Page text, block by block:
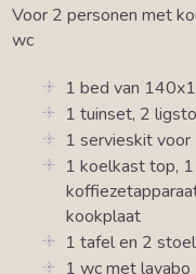
Voor 2 personen met
wc
1 bed van
1 tuinset, 2
1 servieskit voor
1 koelkast top,
kookplaat
1 tafel en 2
1 wc met lavabo